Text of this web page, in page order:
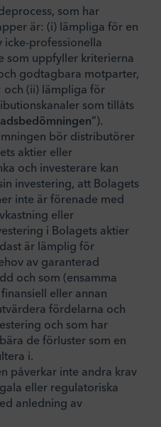
som har
är: (i) lämpliga för en
icke-professionella
som uppfyller kriterierna
godtagbara motparter,
och (ii) lämpliga för
som tillåts
”).
bör distributörer
aktier eller
och investerare kan
investering, att Bolagets
inte är förenade med
eller
i Bolagets aktier
är lämplig för
av garanterad
och som (ensamma
eller annan
fördelarna och
och som har
de förluster som en
i.
påverkar inte andra krav
eller regulatoriska
anledning av